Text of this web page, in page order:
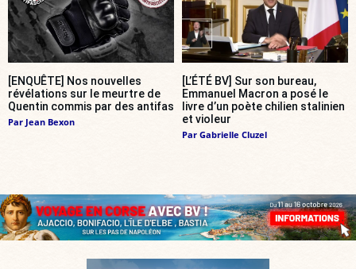
[ENQUÊTE] Nos nouvelles
révélations sur le meurtre de
Quentin commis par des antifas
Par Jean Bexon
[L’ÉTÉ BV] Sur son bureau,
Emmanuel Macron a posé le
livre d’un poète chilien stalinien
et violeur
Par Gabrielle Cluzel